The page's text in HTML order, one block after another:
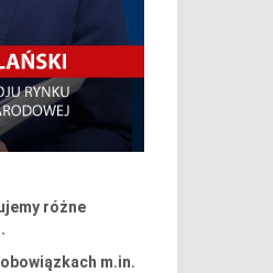
różne
m.in.